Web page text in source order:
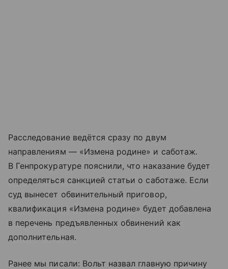
Расследование ведётся сразу по двум
направлениям — «Измена родине» и саботаж.
В Генпрокуратуре пояснили, что наказание будет
определяться санкцией статьи о саботаже. Если
суд вынесет обвинительный приговор,
квалификация «Измена родине» будет добавлена
в перечень предъявленных обвинений как
дополнительная.
Ранее мы писали: Вольт назвал главную причину